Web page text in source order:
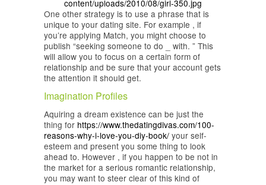
One other strategy is to use a phrase that is
unique to your dating site. For example , if
you’re applying Match, you might choose to
publish “seeking someone to do _ with. ” This
will allow you to focus on a certain form of
relationship and be sure that your account gets
the attention it should get.
Imagination Profiles
Aquiring a dream existence can be just the
thing for https://www.thedatingdivas.com/100-
reasons-why-i-love-you-diy-book/ your self-
esteem and present you some thing to look
ahead to. However , if you happen to be not in
the market for a serious romantic relationship,
you may want to steer clear of this kind of